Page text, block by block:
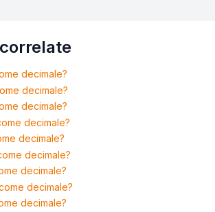
decimale?
decimale?
decimale?
decimale?
decimale?
decimale?
decimale?
decimale?
decimale?